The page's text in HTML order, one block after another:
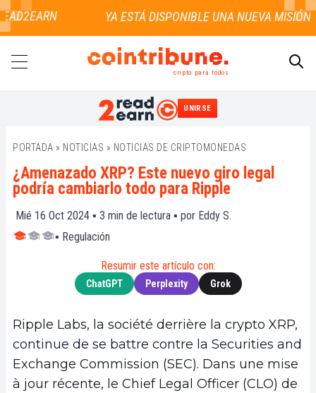
cripto para todos
UNIRSE
PORTADA » NOTICIAS » NOTICIAS DE CRIPTOMONEDAS
¿Amenazado XRP? Este nuevo giro legal
podría cambiarlo todo para Ripple
Mié 16 Oct 2024 ▪ 3 min de lectura ▪ por Eddy S.
▪ Regulación
Resumir este artículo con:
ChatGPT Perplexity Grok
Ripple Labs, la société derrière la crypto XRP,
continue de se battre contre la Securities and
Exchange Commission (SEC). Dans une mise
à jour récente, le Chief Legal Officer (CLO) de